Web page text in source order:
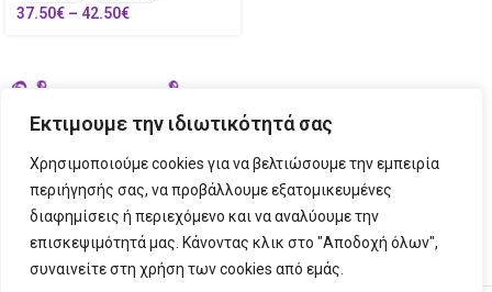
Εκτιμουμε την ιδιωτικότητά σας
Χρησιμοποιούμε cookies για να βελτιώσουμε την εμπειρία
περιήγησής σας, να προβάλλουμε εξατομικευμένες
διαφημίσεις ή περιεχόμενο και να αναλύουμε την
επισκεψιμότητά μας. Κάνοντας κλικ στο "Αποδοχή όλων",
συναινείτε στη χρήση των cookies από εμάς.
37.50€ – 42.50€
ΣΤΟΙΧΕΙΑ ΕΠΙΚΟΙΝΩΝΙΑΣ
ΠΛΗΡΟΦΟΡΙΕΣ